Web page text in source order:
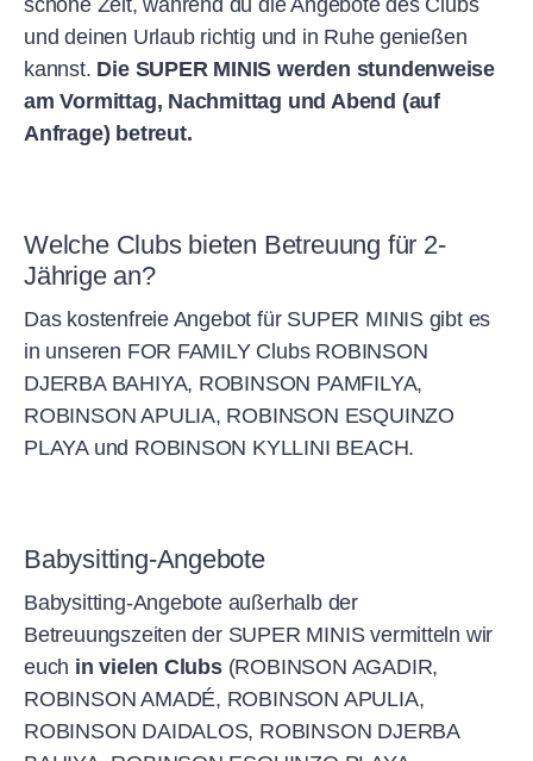
schöne Zeit, während du die Angebote des Clubs
und deinen Urlaub richtig und in Ruhe genießen
kannst. Die SUPER MINIS werden stundenweise
am Vormittag, Nachmittag und Abend (auf
Anfrage) betreut.
Welche Clubs bieten Betreuung für 2-
Jährige an?
Das kostenfreie Angebot für SUPER MINIS gibt es
in unseren FOR FAMILY Clubs ROBINSON
DJERBA BAHIYA, ROBINSON PAMFILYA,
ROBINSON APULIA, ROBINSON ESQUINZO
PLAYA und ROBINSON KYLLINI BEACH.
Babysitting-Angebote
Babysitting-Angebote außerhalb der
Betreuungszeiten der SUPER MINIS vermitteln wir
euch in vielen Clubs(ROBINSON AGADIR,
ROBINSON AMADÉ, ROBINSON APULIA,
ROBINSON DAIDALOS, ROBINSON DJERBA